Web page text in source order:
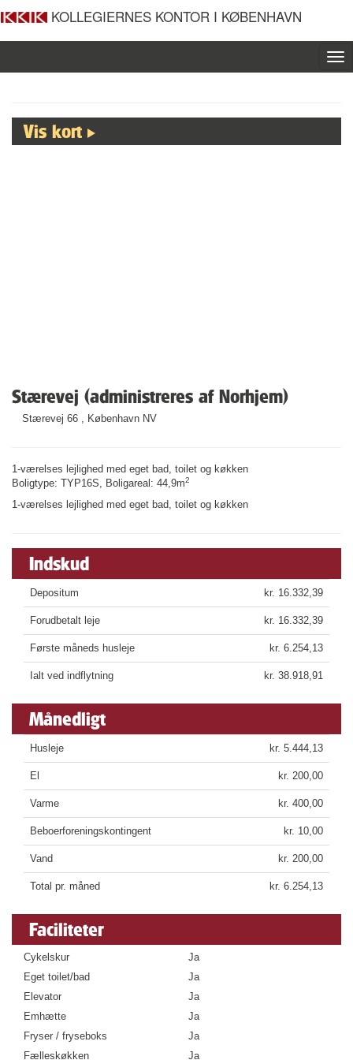
KOLLEGIERNES KONTOR I KØBENHAVN
Vis kort
Stærevej (administreres af Norhjem)
Stærevej 66 , København NV
1-værelses lejlighed med eget bad, toilet og køkken
Boligtype: TYP16S, Boligareal: 44,9m2
1-værelses lejlighed med eget bad, toilet og køkken
Indskud
Depositum kr. 16.332,39
Forudbetalt leje kr. 16.332,39
Første måneds husleje kr. 6.254,13
Ialt ved indflytning kr. 38.918,91
Månedligt
Husleje kr. 5.444,13
El kr. 200,00
Varme kr. 400,00
Beboerforeningskontingent kr. 10,00
Vand kr. 200,00
Total pr. måned kr. 6.254,13
Faciliteter
Cykelskur
Ja
Eget toilet/bad
Ja
Elevator
Ja
Emhætte
Ja
Fryser / fryseboks
Ja
Fælleskøkken
Ja